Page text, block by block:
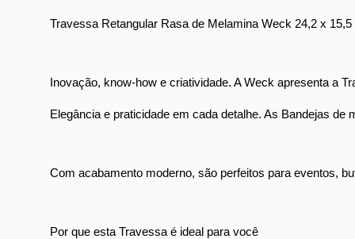
Travessa Retangular Rasa de Melamina Weck 24,2 x
Inovação, know-how e criatividade. A Weck apresenta a
Elegância e praticidade em cada detalhe. As Bandejas
Com acabamento moderno, são perfeitos para eventos,
Por que esta Travessa é ideal para você